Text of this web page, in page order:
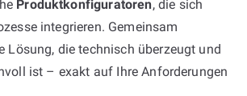
Produktkonfiguratoren, die sich
integrieren. Gemeinsam
Lösung, die technisch überzeugt und
ist – exakt auf Ihre Anforderungen